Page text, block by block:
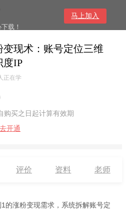
载！
马上加入
现术：账号定位三维
度IP
正在学
购买之日起计算有效期
去开通
评价 资料 老师
的涨粉变现需求，系统拆解账号定